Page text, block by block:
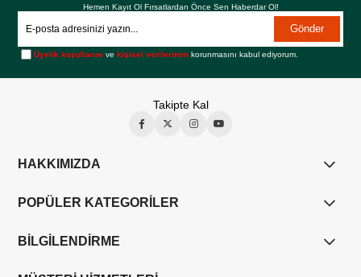
Hemen Kayıt Ol Fırsatlardan Önce Sen Haberdar Ol!
Gönder
Üyelik koşullarını vekişisel verilerimin korunmasını kabul ediyorum.
Takipte Kal
HAKKIMIZDA
POPÜLER KATEGORİLER
BİLGİLENDİRME